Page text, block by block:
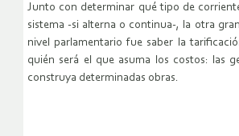
Junto con determinar qué tipo de
sistema -si alterna o continua-, la otra
nivel parlamentario fue saber la
quién será el que asuma los costos: las
construya determinadas obras.